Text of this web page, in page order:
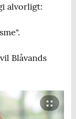
alvorligt:
Blåvands